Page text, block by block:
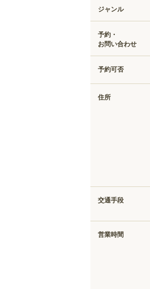
ジャンル
予約・
お問い合わせ
予約可否
住所
交通手段
営業時間